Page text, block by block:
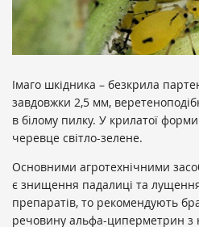
Імаго шкідника – безкрила
завдовжки 2,5 мм,
в білому пилку. У крилатої
черевце світло-зелене.
Основними агротехнічними
є знищення падалиці та
препаратів, то рекомендують
речовину альфа-циперметрин з